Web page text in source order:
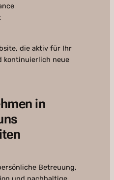
die aktiv für Ihr
kontinuierlich neue
in
Betreuung,